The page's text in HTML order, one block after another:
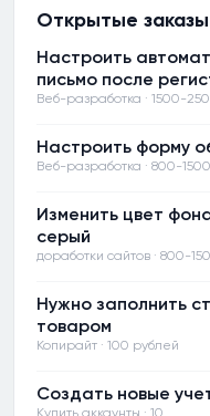
Открытые
Настроить
письмо после
Веб-разработка · 1500-
Настроить форму
Веб-разработка · 800-
Изменить цвет
серый
доработки сайтов · 800-
Нужно заполнить
товаром
Копирайт · 100 рублей
Создать новые
Купить аккаунты · 10